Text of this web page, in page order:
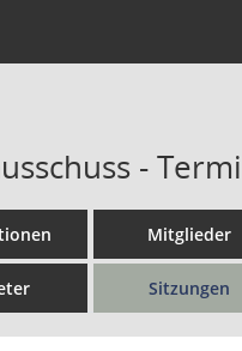
Feed
-
Mitglieder
Sitzungen